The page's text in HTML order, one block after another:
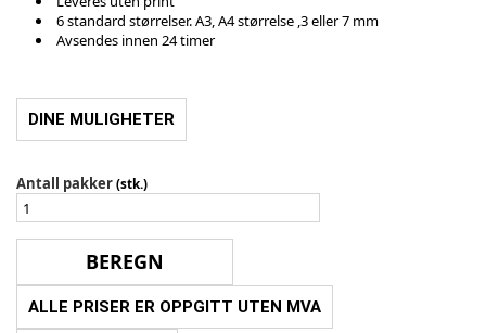
6 standard størrelser. A3, A4 størrelse ,3 eller 7 mm
Avsendes innen 24 timer
DINE MULIGHETER
Antall pakker(stk.)
ALLE PRISER ER OPPGITT UTEN MVA